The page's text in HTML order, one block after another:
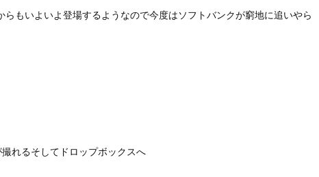
もいよいよ登場するようなので今度はソフトバンクが窮地に追いやら
れるそしてドロップボックスへ